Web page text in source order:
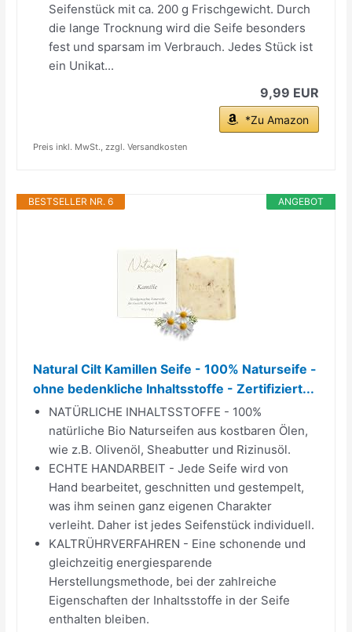
Seifenstück mit ca. 200 g Frischgewicht. Durch
die lange Trocknung wird die Seife besonders
fest und sparsam im Verbrauch. Jedes Stück ist
ein Unikat...
9,99 EUR
*Zu Amazon
Preis inkl. MwSt., zzgl. Versandkosten
ANGEBOT
BESTSELLER NR. 6
Natural Cilt Kamillen Seife - 100% Naturseife -
ohne bedenkliche Inhaltsstoffe - Zertifiziert...
NATÜRLICHE INHALTSSTOFFE - 100%
natürliche Bio Naturseifen aus kostbaren Ölen,
wie z.B. Olivenöl, Sheabutter und Rizinusöl.
ECHTE HANDARBEIT - Jede Seife wird von
Hand bearbeitet, geschnitten und gestempelt,
was ihm seinen ganz eigenen Charakter
verleiht. Daher ist jedes Seifenstück individuell.
KALTRÜHRVERFAHREN - Eine schonende und
gleichzeitig energiesparende
Herstellungsmethode, bei der zahlreiche
Eigenschaften der Inhaltsstoffe in der Seife
enthalten bleiben.